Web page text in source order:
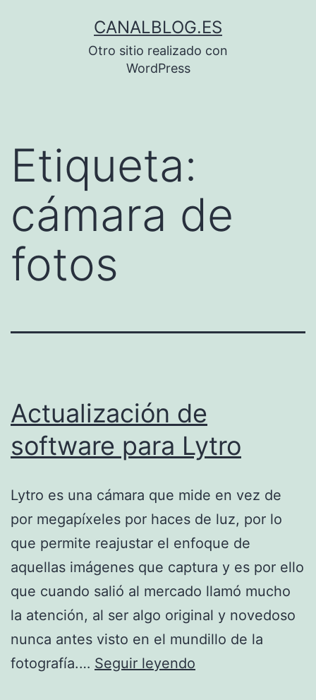
CANALBLOG.ES
Otro sitio realizado con
WordPress
Etiqueta:
cámara de
fotos
Actualización de
software para Lytro
Lytro es una cámara que mide en vez de
por megapíxeles por haces de luz, por lo
que permite reajustar el enfoque de
aquellas imágenes que captura y es por ello
que cuando salió al mercado llamó mucho
la atención, al ser algo original y novedoso
nunca antes visto en el mundillo de la
fotografía.… Seguir leyendo